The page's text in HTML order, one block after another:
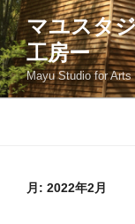
コ
ン
テ
ン
ツ
マユスタ
工房ー
Mayu Studio for Arts
月: 2022年2月